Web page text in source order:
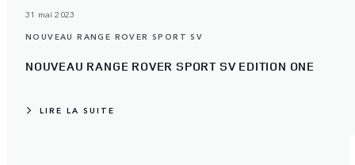
31 mai 2023
NOUVEAU RANGE ROVER SPORT SV
NOUVEAU RANGE ROVER SPORT SV EDITION ONE
LIRE LA SUITE